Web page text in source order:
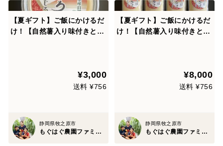
【夏ギフト】ご飯にかけるだ
け！【自然薯入り味付きとろ
¥3,000
送料 ¥756
静岡県牧之原市
もぐはぐ農園ファミリー
【夏ギフト】ご飯にかけるだ
け！【自然薯入り味付きとろ
¥8,000
送料 ¥756
静岡県牧之原市
もぐはぐ農園ファミリー